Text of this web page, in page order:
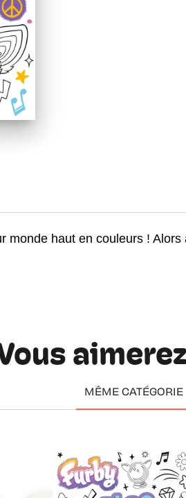
monde haut en couleurs !
MÊME CATÉGORIE